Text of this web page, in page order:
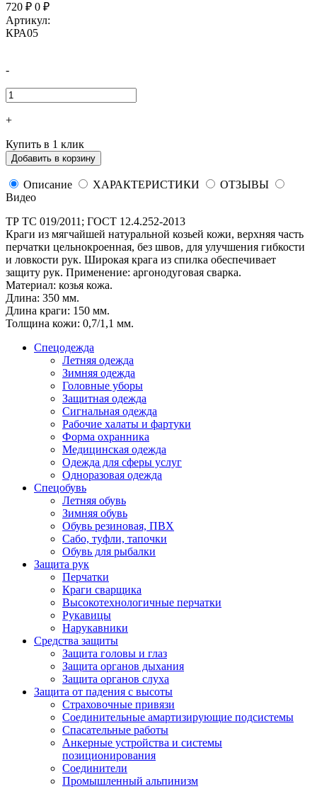
720 ₽ 0 ₽
Артикул:
КРА05
-
+
Купить в 1 клик
Добавить в корзину
Описание ХАРАКТЕРИСТИКИ
ОТЗЫВЫ
Видео
ТР ТС 019/2011; ГОСТ 12.4.252-2013
Краги из мягчайшей натуральной козьей кожи, верхняя часть
перчатки цельнокроенная, без швов, для улучшения гибкости
и ловкости рук. Широкая крага из спилка обеспечивает
защиту рук. Применение: аргонодуговая сварка.
Материал: козья кожа.
Длина: 350 мм.
Длина краги: 150 мм.
Толщина кожи: 0,7/1,1 мм.
Спецодежда
Летняя одежда
Зимняя одежда
Головные уборы
Защитная одежда
Сигнальная одежда
Рабочие халаты и фартуки
Форма охранника
Медицинская одежда
Одежда для сферы услуг
Одноразовая одежда
Спецобувь
Летняя обувь
Зимняя обувь
Обувь резиновая, ПВХ
Сабо, туфли, тапочки
Обувь для рыбалки
Защита рук
Перчатки
Краги сварщика
Высокотехнологичные перчатки
Рукавицы
Нарукавники
Средства защиты
Защита головы и глаз
Защита органов дыхания
Защита органов слуха
Защита от падения с высоты
Страховочные привязи
Соединительные амартизирующие подсистемы
Спасательные работы
Анкерные устройства и системы
позиционирования
Соединители
Промышленный альпинизм